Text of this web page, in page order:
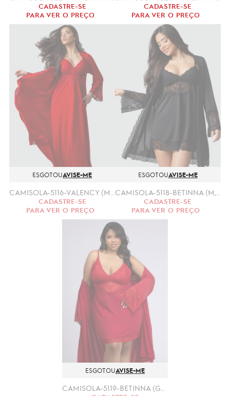
CADASTRE-SE
PARA VER O PREÇO
CADASTRE-SE
PARA VER O PREÇO
ESGOTOUAVISE-ME
CADASTRE-SE
PARA VER O PREÇO
ESGOTOUAVISE-ME
CADASTRE-SE
PARA VER O PREÇO
ESGOTOUAVISE-ME